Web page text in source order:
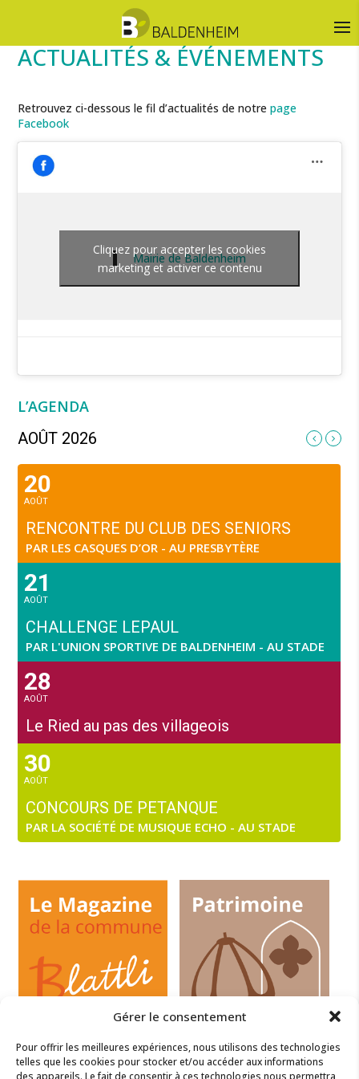
Gérer le consentement
Pour offrir les meilleures expériences, nous utilisons des technologies
telles que les cookies pour stocker et/ou accéder aux informations
des appareils. Le fait de consentir à ces technologies nous permettra
ACTUALITÉS & ÉVÉNEMENTS
Retrouvez ci-dessous le fil d’actualités de notrepage
Facebook
Mairie de Baldenheim
Cliquez pour accepter les cookies
marketing et activer ce contenu
L’AGENDA
AOÛT 2026
20
AOÛT
RENCONTRE DU CLUB DES SENIORS
PAR LES CASQUES D’OR - AU PRESBYTÈRE
21
AOÛT
CHALLENGE LEPAUL
PAR L'UNION SPORTIVE DE BALDENHEIM - AU STADE
28
AOÛT
Le Ried au pas des villageois
30
AOÛT
CONCOURS DE PETANQUE
PAR LA SOCIÉTÉ DE MUSIQUE ECHO - AU STADE